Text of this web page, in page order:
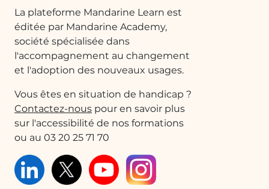
Les données sources nécessaires
incluent les fichiers Excel contenant les
ventes, les numéros de commande, les
informations clients, les dates de
commande, et le montant total des
Comment puis-je ajouter des données
d'une autre année à mon graphique?
année, comme les ventes de 2021, il suffit
d'importer le fichier correspondant et de
La plateforme Mandarine Learn est
éditée par Mandarine Academy,
société spécialisée dans
l'accompagnement au changement
et l'adoption des nouveaux usages.
Vous êtes en situation de handicap ?
Contactez-nous pour en savoir plus
sur l'accessibilité de nos formations
ou au 03 20 25 71 70